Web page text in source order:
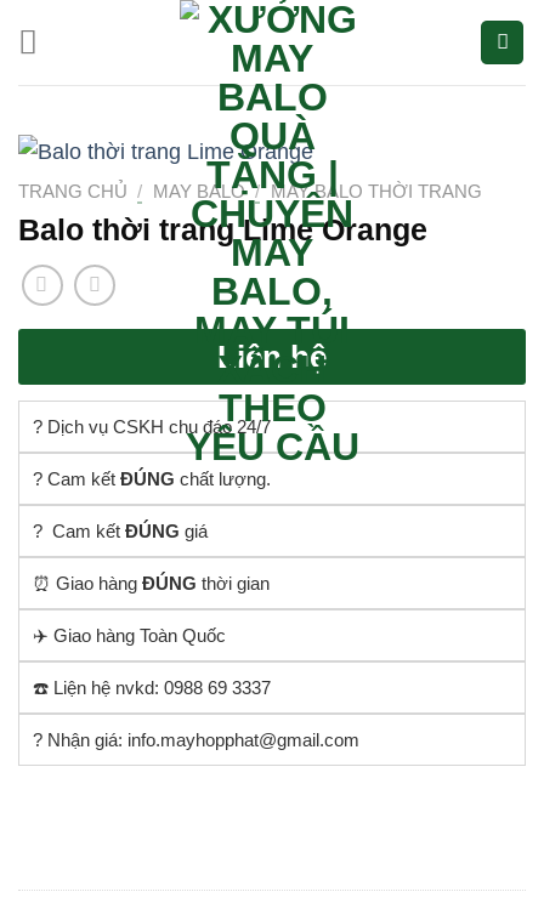
qua
nội
TRANG CHỦ / MAY BALO / MAY BALO THỜI TRANG
Balo thời trang Lime Orange
Liên hệ
? Dịch vụ CSKH chu đáo 24/7
? Cam kết ĐÚNG chất lượng.
? Cam kết ĐÚNG giá
⏰ Giao hàng ĐÚNG thời gian
✈️ Giao hàng Toàn Quốc
☎️ Liện hệ nvkd: 0988 69 3337
? Nhận giá: info.mayhopphat@gmail.com